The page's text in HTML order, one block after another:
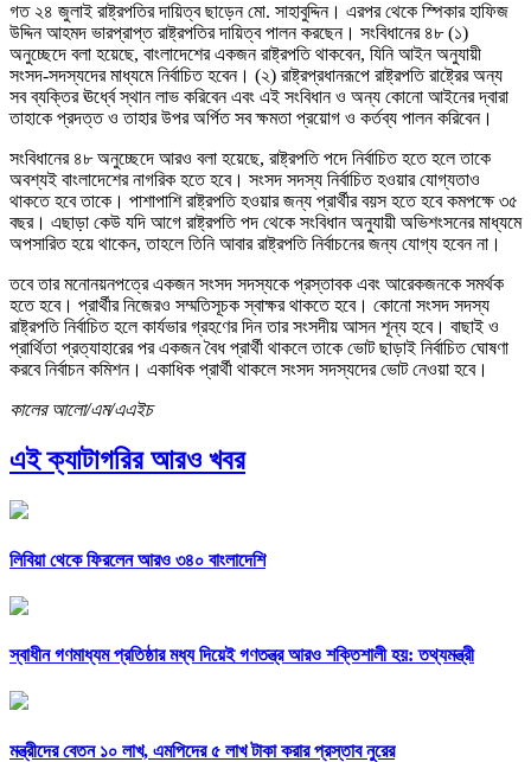
গত ২৪ জুলাই রাষ্ট্রপতির দায়িত্ব ছাড়েন মো. সাহাবুদ্দিন। এরপর থেকে স্পিকার হাফিজ
উদ্দিন আহমদ ভারপ্রাপ্ত রাষ্ট্রপতির দায়িত্ব পালন করছেন। সংবিধানের ৪৮ (১)
অনুচ্ছেদে বলা হয়েছে, বাংলাদেশের একজন রাষ্ট্রপতি থাকবেন, যিনি আইন অনুযায়ী
সংসদ-সদস্যদের মাধ্যমে নির্বাচিত হবেন। (২) রাষ্ট্রপ্রধানরূপে রাষ্ট্রপতি রাষ্ট্রের অন্য
সব ব্যক্তির ঊর্ধ্বে স্থান লাভ করিবেন এবং এই সংবিধান ও অন্য কোনো আইনের দ্বারা
তাহাকে প্রদত্ত ও তাহার উপর অর্পিত সব ক্ষমতা প্রয়োগ ও কর্তব্য পালন করিবেন।
সংবিধানের ৪৮ অনুচ্ছেদে আরও বলা হয়েছে, রাষ্ট্রপতি পদে নির্বাচিত হতে হলে তাকে
অবশ্যই বাংলাদেশের নাগরিক হতে হবে। সংসদ সদস্য নির্বাচিত হওয়ার যোগ্যতাও
থাকতে হবে তাকে। পাশাপাশি রাষ্ট্রপতি হওয়ার জন্য প্রার্থীর বয়স হতে হবে কমপক্ষে ৩৫
বছর। এছাড়া কেউ যদি আগে রাষ্ট্রপতি পদ থেকে সংবিধান অনুযায়ী অভিশংসনের মাধ্যমে
অপসারিত হয়ে থাকেন, তাহলে তিনি আবার রাষ্ট্রপতি নির্বাচনের জন্য যোগ্য হবেন না।
তবে তার মনোনয়নপত্রে একজন সংসদ সদস্যকে প্রস্তাবক এবং আরেকজনকে সমর্থক
হতে হবে। প্রার্থীর নিজেরও সম্মতিসূচক স্বাক্ষর থাকতে হবে। কোনো সংসদ সদস্য
রাষ্ট্রপতি নির্বাচিত হলে কার্যভার গ্রহণের দিন তার সংসদীয় আসন শূন্য হবে। বাছাই ও
প্রার্থিতা প্রত্যাহারের পর একজন বৈধ প্রার্থী থাকলে তাকে ভোট ছাড়াই নির্বাচিত ঘোষণা
করবে নির্বাচন কমিশন। একাধিক প্রার্থী থাকলে সংসদ সদস্যদের ভোট নেওয়া হবে।
কালের আলো/এম/এএইচ
এই ক্যাটাগরির আরও খবর
লিবিয়া থেকে ফিরলেন আরও ৩৪০ বাংলাদেশি
স্বাধীন গণমাধ্যম প্রতিষ্ঠার মধ্য দিয়েই গণতন্ত্র আরও শক্তিশালী হয়: তথ্যমন্ত্রী
মন্ত্রীদের বেতন ১০ লাখ, এমপিদের ৫ লাখ টাকা করার প্রস্তাব নুরের